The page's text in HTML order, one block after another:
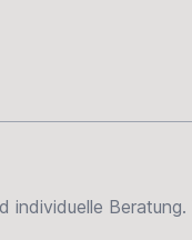
individuelle